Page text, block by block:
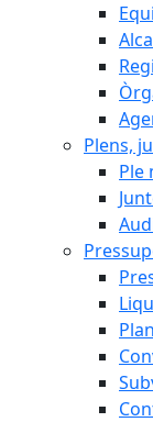
Plens,
Ple